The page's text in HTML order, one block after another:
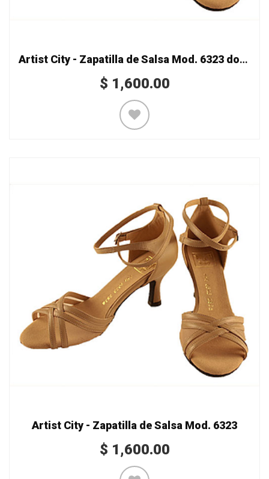
Artist City - Zapatilla de Salsa Mod. 6323 doble recio
$ 1,600.00
Artist City - Zapatilla de Salsa Mod. 6323
$ 1,600.00